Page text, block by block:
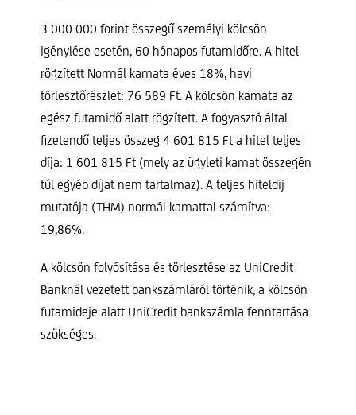
3 000 000 forint összegű személyi kölcsön
igénylése esetén, 60 hónapos futamidőre. A hitel
rögzített Normál kamata éves 18%, havi
törlesztőrészlet: 76 589 Ft. A kölcsön kamata az
egész futamidő alatt rögzített. A fogyasztó által
fizetendő teljes összeg 4 601 815 Ft a hitel teljes
díja: 1 601 815 Ft (mely az ügyleti kamat összegén
túl egyéb díjat nem tartalmaz). A teljes hiteldíj
mutatója (THM) normál kamattal számítva:
19,86%.
A kölcsön folyósítása és törlesztése az UniCredit
Banknál vezetett bankszámláról történik, a kölcsön
futamideje alatt UniCredit bankszámla fenntartása
szükséges.